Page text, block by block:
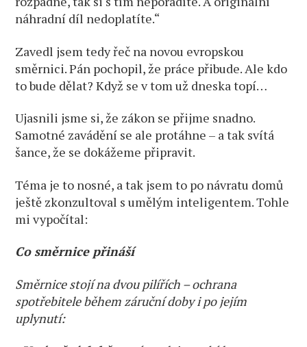
náhradní díl nedoplatíte.“
Zavedl jsem tedy řeč na novou evropskou
směrnici. Pán pochopil, že práce přibude. Ale kdo
to bude dělat? Když se v tom už dneska topí…
Ujasnili jsme si, že zákon se přijme snadno.
Samotné zavádění se ale protáhne – a tak svítá
šance, že se dokážeme připravit.
Téma je to nosné, a tak jsem to po návratu domů
ještě zkonzultoval s umělým inteligentem. Tohle
mi vypočítal:
Co směrnice přináší
Směrnice stojí na dvou pilířích – ochrana
spotřebitele během záruční doby i po jejím
uplynutí: